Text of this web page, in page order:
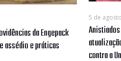
da Engepack
assédio e práticas
5 de
contra a